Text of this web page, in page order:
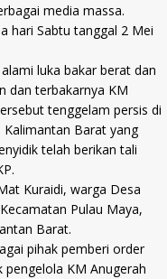
media massa.
hari Sabtu tanggal 2 Mei
luka bakar berat dan
dan terbakarnya KM
tenggelam persis di
Kalimantan Barat yang
telah berikan tali
Kuraidi, warga Desa
Pulau Maya,
Barat.
pihak pemberi order
KM Anugerah